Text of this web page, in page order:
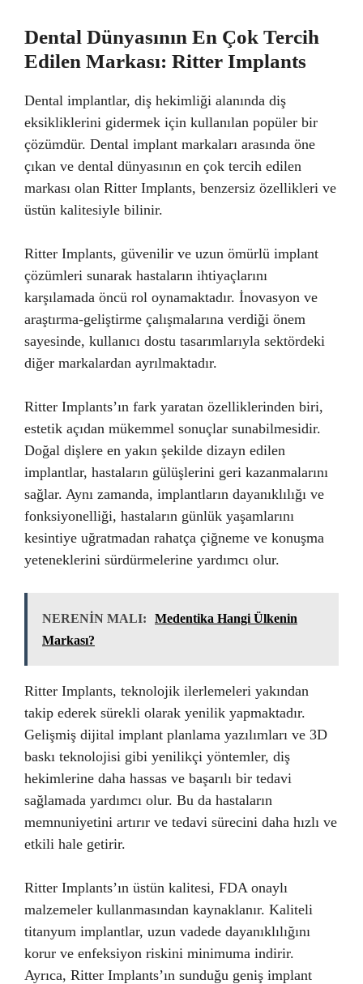
Dental Dünyasının En Çok Tercih
Edilen Markası: Ritter Implants
Dental implantlar, diş hekimliği alanında diş
eksikliklerini gidermek için kullanılan popüler bir
çözümdür. Dental implant markaları arasında öne
çıkan ve dental dünyasının en çok tercih edilen
markası olan Ritter Implants, benzersiz özellikleri ve
üstün kalitesiyle bilinir.
Ritter Implants, güvenilir ve uzun ömürlü implant
çözümleri sunarak hastaların ihtiyaçlarını
karşılamada öncü rol oynamaktadır. İnovasyon ve
araştırma-geliştirme çalışmalarına verdiği önem
sayesinde, kullanıcı dostu tasarımlarıyla sektördeki
diğer markalardan ayrılmaktadır.
Ritter Implants’ın fark yaratan özelliklerinden biri,
estetik açıdan mükemmel sonuçlar sunabilmesidir.
Doğal dişlere en yakın şekilde dizayn edilen
implantlar, hastaların gülüşlerini geri kazanmalarını
sağlar. Aynı zamanda, implantların dayanıklılığı ve
fonksiyonelliği, hastaların günlük yaşamlarını
kesintiye uğratmadan rahatça çiğneme ve konuşma
yeteneklerini sürdürmelerine yardımcı olur.
NERENİN MALI:
Medentika Hangi Ülkenin
Markası?
Ritter Implants, teknolojik ilerlemeleri yakından
takip ederek sürekli olarak yenilik yapmaktadır.
Gelişmiş dijital implant planlama yazılımları ve 3D
baskı teknolojisi gibi yenilikçi yöntemler, diş
hekimlerine daha hassas ve başarılı bir tedavi
sağlamada yardımcı olur. Bu da hastaların
memnuniyetini artırır ve tedavi sürecini daha hızlı ve
etkili hale getirir.
Ritter Implants’ın üstün kalitesi, FDA onaylı
malzemeler kullanmasından kaynaklanır. Kaliteli
titanyum implantlar, uzun vadede dayanıklılığını
korur ve enfeksiyon riskini minimuma indirir.
Ayrıca, Ritter Implants’ın sunduğu geniş implant